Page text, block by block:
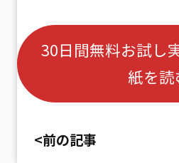
30日間無料お試
紙を読
<前の記事